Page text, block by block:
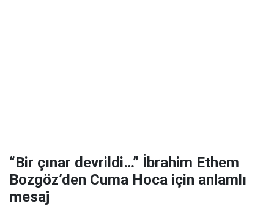
“Bir çınar devrildi…” İbrahim Ethem
Bozgöz’den Cuma Hoca için anlamlı
mesaj